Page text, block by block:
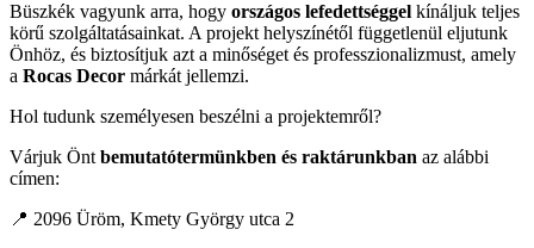
Büszkék vagyunk arra, hogy országos lefedettséggel kínáljuk teljes
körű szolgáltatásainkat. A projekt helyszínétől függetlenül eljutunk
Önhöz, és biztosítjuk azt a minőséget és professzionalizmust, amely
a Rocas Decor márkát jellemzi.
Hol tudunk személyesen beszélni a projektemről?
Várjuk Önt bemutatótermünkben és raktárunkban az alábbi
címen:
📍 2096 Üröm, Kmety György utca 2